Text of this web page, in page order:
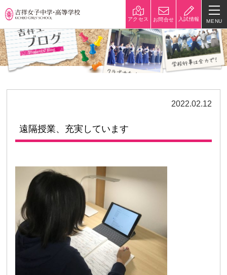
アクセス お問合せ 入試情報 MENU
学校紹介
校長挨拶 沿革
建学の精神と校是 施設・設備
制服紹介
祥美会（保護者の会）・淑美
会（卒業生の会）
サポーターズサイト（寄付金
吉祥での学び
カリキュラム 授業、各教科の取り組み
補習・教養講座・公開講座・
高大連携・講習・勉強合宿
ライフスキルプログラム
2022.02.12
遠隔授業、充実しています